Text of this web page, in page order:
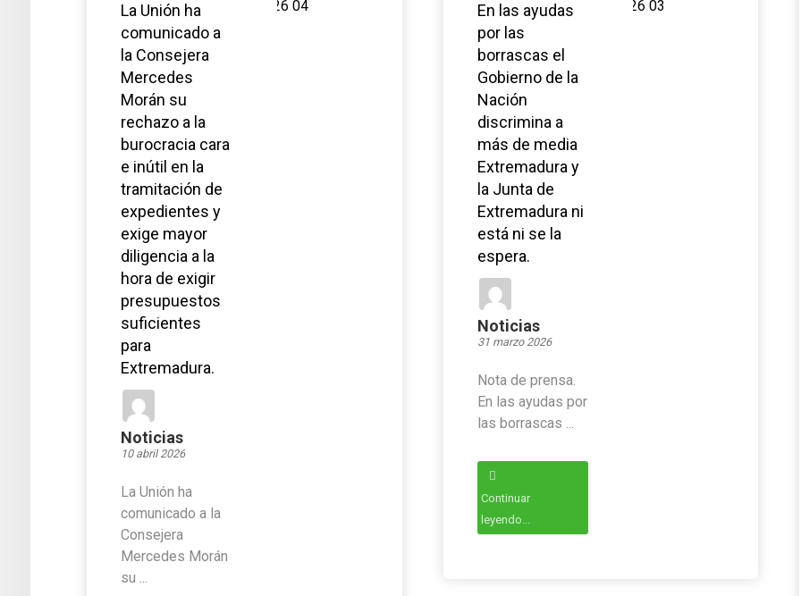
La Unión ha
comunicado a
la Consejera
Mercedes
Morán su
rechazo a la
burocracia cara
e inútil en la
tramitación de
expedientes y
exige mayor
diligencia a la
hora de exigir
presupuestos
suficientes
para
Extremadura.
Noticias
10 abril 2026
La Unión ha
comunicado a la
Consejera
Mercedes Morán
su ...
En las ayudas
por las
borrascas el
Gobierno de la
Nación
discrimina a
más de media
Extremadura y
la Junta de
Extremadura ni
está ni se la
espera.
Noticias
31 marzo 2026
Nota de prensa.
En las ayudas por
las borrascas ...
Continuar
leyendo...